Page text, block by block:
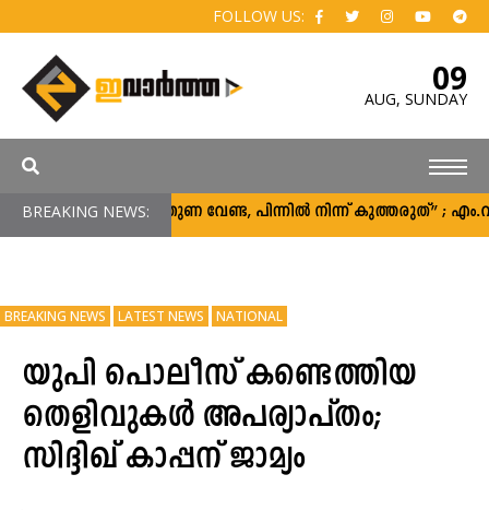
FOLLOW US:
09
AUG, SUNDAY
BREAKING NEWS:“പിന്തുണ വേണ്ട, പിന്നിൽ നിന്ന് കുത്തരുത്” ;
BREAKING NEWS LATEST NEWS NATIONAL
യുപി പൊലീസ് കണ്ടെത്തിയ
തെളിവുകള്‍ അപര്യാപ്‍തം;
സിദ്ദിഖ് കാപ്പന് ജാമ്യം